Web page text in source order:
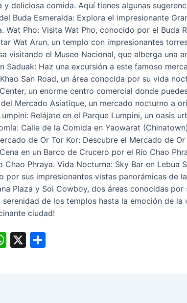
y deliciosa comida. Aquí tienes algunas
Buda Esmeralda: Explora el impresionante
Wat Pho: Visita Wat Pho, conocido por el Buda
Wat Arun, un templo con impresionantes
visitando el Museo Nacional, que alberga una
Saduak: Haz una excursión a este famoso
San Road, un área conocida por su vida
un enorme centro comercial donde
Mercado Asiatique, un mercado nocturno a
Relájate en el Parque Lumpini, un oasis
Calle de la Comida en Yaowarat
de Or Tor Kor: Descubre el Mercado de
en un Barco de Crucero por el Río Chao
Chao Phraya. Vida Nocturna: Sky Bar en Lebua
por sus impresionantes vistas panorámicas de
Plaza y Soi Cowboy, dos áreas conocidas
serenidad de los templos hasta la emoción de
ciudad!
W X